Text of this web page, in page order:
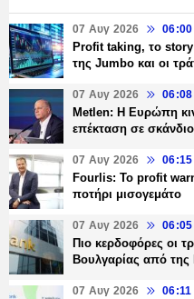
07 Αυγ 2026 06:00
Profit taking, το
της Jumbo και οι
07 Αυγ 2026 06:08
Metlen: Η Ευρώπη
επέκταση σε
07 Αυγ 2026 06:15
Fourlis: Το profit
ποτήρι μισογεμάτο
07 Αυγ 2026 06:05
Πιο κερδοφόρες οι
Βουλγαρίας από της
07 Αυγ 2026 06:11